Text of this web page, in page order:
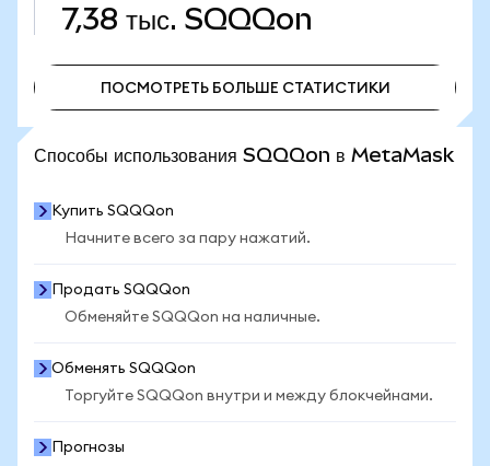
7,38 тыс. SQQQon
ПОСМОТРЕТЬ БОЛЬШЕ СТАТИСТИКИ
Способы использования SQQQon в MetaMask
Купить SQQQon
Начните всего за пару нажатий.
Продать SQQQon
Обменяйте SQQQon на наличные.
Обменять SQQQon
Торгуйте SQQQon внутри и между блокчейнами.
Прогнозы